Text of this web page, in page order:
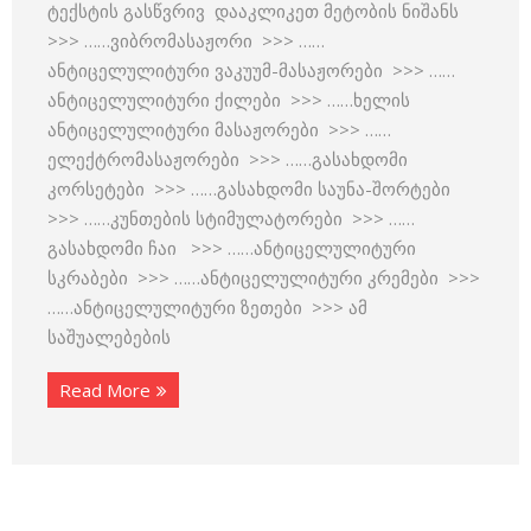
ტექსტის გასწვრივ დააკლიკეთ მეტობის ნიშანს
>>> ……ვიბრომასაჟორი >>> ……
ანტიცელულიტური ვაკუუმ-მასაჟორები >>> ……
ანტიცელულიტური ქილები >>> ……ხელის
ანტიცელულიტური მასაჟორები >>> ……
ელექტრომასაჟორები >>> ……გასახდომი
კორსეტები >>> ……გასახდომი საუნა-შორტები
>>> ……კუნთების სტიმულატორები >>> ……
გასახდომი ჩაი >>> ……ანტიცელულიტური
სკრაბები >>> ……ანტიცელულიტური კრემები >>>
……ანტიცელულიტური ზეთები >>> ამ
საშუალებების
Read More